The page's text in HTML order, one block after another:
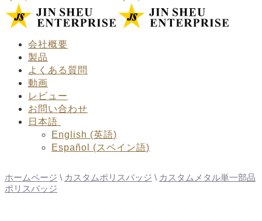
会社概要
製品
よくある質問
動画
レビュー
お問い合わせ
日本語
English (英語)
Español
(スペイン語)
ホームページ \ カスタムポリスバッジ \ カスタムメタル単一部品
ポリスバッジ